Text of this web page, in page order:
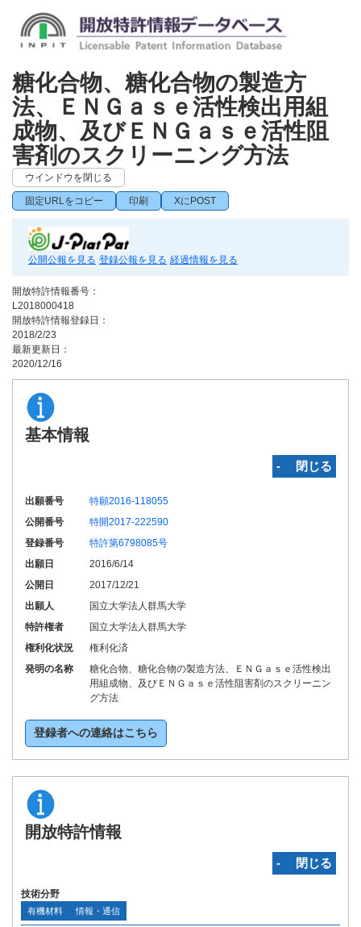
糖化合物、糖化合物の製造方
法、ＥＮＧａｓｅ活性検出用組
成物、及びＥＮＧａｓｅ活性阻
害剤のスクリーニング方法
ウインドウを閉じる
固定URLをコピー 印刷 XにPOST
公開公報を見る 登録公報を見る 経過情報を見る
開放特許情報番号：
L2018000418
開放特許情報登録日：
2018/2/23
最新更新日：
2020/12/16
基本情報
‐ 閉じる
出願番号
特願2016-118055
公開番号
特開2017-222590
登録番号
特許第6798085号
出願日
2016/6/14
公開日
2017/12/21
出願人
国立大学法人群馬大学
特許権者
国立大学法人群馬大学
権利化状況
権利化済
発明の名称
糖化合物、糖化合物の製造方法、ＥＮＧａｓｅ活性検出
用組成物、及びＥＮＧａｓｅ活性阻害剤のスクリーニン
グ方法
登録者への連絡はこちら
開放特許情報
‐ 閉じる
技術分野
有機材料 情報・通信